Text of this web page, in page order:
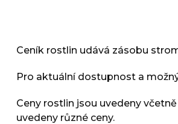
Ceník rostlin udává zásobu
Pro aktuální dostupnost a
Ceny rostlin jsou uvedeny
uvedeny různé ceny.